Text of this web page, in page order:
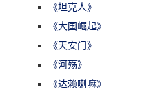
《坦克人》
《大国崛起》
《天安门》
《河殇》
《达赖喇嘛》